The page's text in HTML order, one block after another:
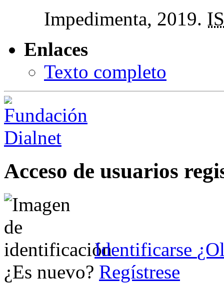
Impedimenta, 2019.
Enlaces
Texto completo
Acceso de usuarios
Identificarse
¿Es nuevo? Regístrese